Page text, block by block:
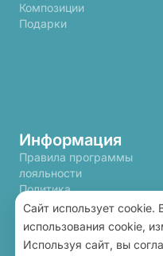
Композиции
Подарки
Информация
Правила программы
лояльности
Политика
конфиденциальности
Сайт использует cookie.
использования cookie,
Используя сайт, вы